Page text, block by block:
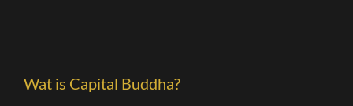
Wat is Capital Buddha?